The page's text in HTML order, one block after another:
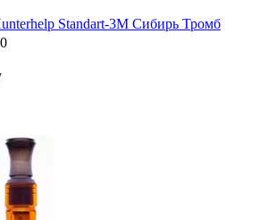
Standart-3М Сибирь Тромб